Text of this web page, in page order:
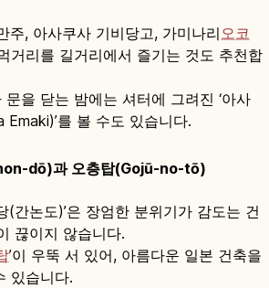
주, 아사쿠사 기비당고, 가미나리 오코
거리를 길거리에서 즐기는 것도 추천합
을 닫는 밤에는 셔터에 그려진 ‘아사
Emaki)’를 볼 수도 있습니다.
dō)과 오층탑(Gojū-no-tō)
(간논도)’은 장엄한 분위기가 감도는 건
끊이지 않습니다.
’이 우뚝 서 있어, 아름다운 일본 건축을
있습니다.